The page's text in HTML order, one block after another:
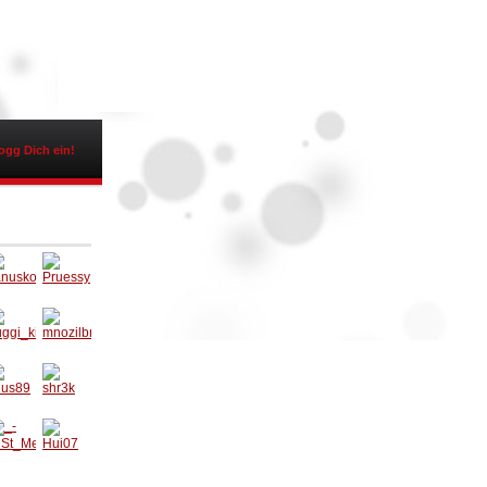
Dich ein!
Pruess
y
mnozilb
rass1
shr3k